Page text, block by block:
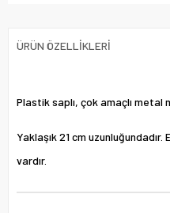
ÜRÜN ÖZELLIKLERI
Plastik saplı, çok amaçlı metal
Yaklaşık 21 cm
vardır.